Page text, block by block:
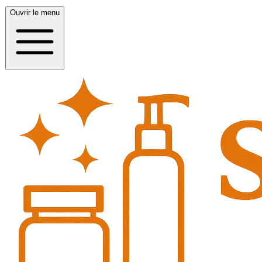
Ouvrir le menu